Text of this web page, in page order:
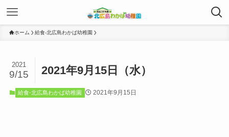
ホーム 給食-北広島わかば幼稚園
2021年9月15日（水）
2021
9/15
給食-北広島わかば幼稚園 2021年9月15日